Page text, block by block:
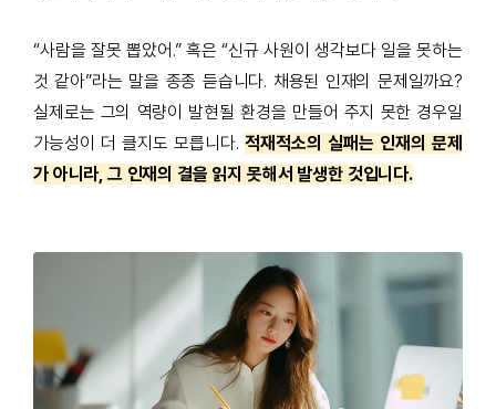
“사람을 잘못 뽑았어.” 혹은“신규 사원이 생각보다 일을 못하는
것 같아”라는 말을 종종 듣습니다. 채용된 인재의 문제일까요?
실제로는 그의 역량이 발현될 환경을 만들어 주지 못한 경우일
가능성이 더 클지도 모릅니다.적재적소의 실패는 인재의 문제
가 아니라, 그 인재의 결을 읽지 못해서 발생한 것입니다.